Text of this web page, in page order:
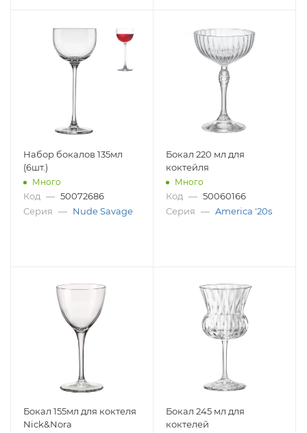
Набор бокалов 135мл
(6шт.)
Много
Код — 50072686
Серия — Nude Savage
Бокал 220 мл для
коктейля
Много
Код — 50060166
Серия — America '20s
Бокал 155мл для коктеля
Nick&Nora
Бокал 245 мл для
коктелей